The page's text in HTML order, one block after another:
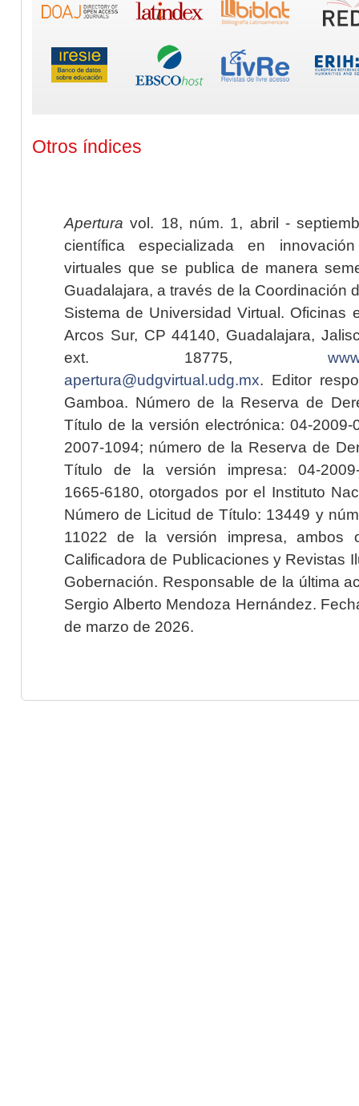
Otros índices
Apertura vol. 18, núm. 1, abril -
científica especializada en
virtuales que se publica de manera
Guadalajara, a través de la Coordinación
Sistema de Universidad Virtual. Oficinas
Arcos Sur, CP 44140, Guadalajara,
ext. 18775,
apertura@udgvirtual.udg.mx. Editor
Gamboa. Número de la Reserva de
Título de la versión electrónica: 04-2009-
2007-1094; número de la Reserva de
Título de la versión impresa: 04-2009-
1665-6180, otorgados por el Instituto
Número de Licitud de Título: 13449 y
11022 de la versión impresa, ambos
Calificadora de Publicaciones y Revistas
Gobernación. Responsable de la última
Sergio Alberto Mendoza Hernández.
de marzo de 2026.